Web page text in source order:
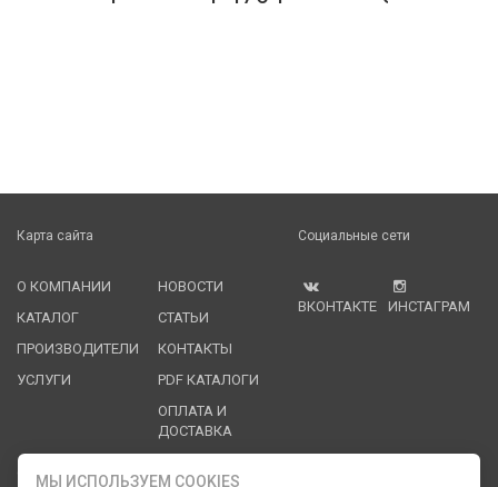
Карта сайта
О КОМПАНИИ
КАТАЛОГ
ПРОИЗВОДИТЕЛИ
УСЛУГИ
НОВОСТИ
СТАТЬИ
КОНТАКТЫ
PDF КАТАЛОГИ
ОПЛАТА И
ДОСТАВКА
Социальные сети
ВКОНТАКТЕ ИНСТАГРАМ
Служба клиентской поддержки
МЫ ИСПОЛЬЗУЕМ COOKIES